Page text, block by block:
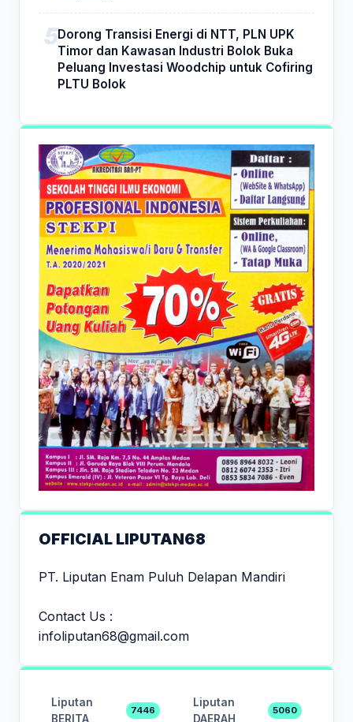
Dorong Transisi Energi di NTT, PLN UPK
Timor dan Kawasan Industri Bolok Buka
Peluang Investasi Woodchip untuk Cofiring
PLTU Bolok
OFFICIAL LIPUTAN68
PT. Liputan Enam Puluh Delapan Mandiri
Contact Us :
infoliputan68@gmail.com
Liputan
BERITA
7446
Liputan
DAERAH
5060